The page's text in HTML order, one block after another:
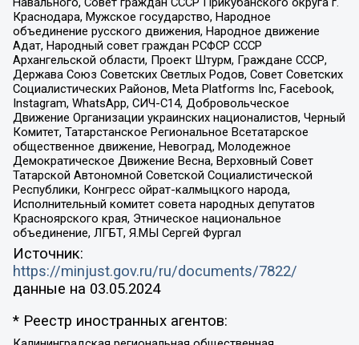
Краснодара, Мужское государство, Народное
объединение русского движения, Народное движение
Адат, Народный совет граждан РСФСР СССР
Архангельской области, Проект Штурм, Граждане СССР,
Держава Союз Советских Светлых Родов, Совет Советских
Социалистических Районов, Meta Platforms Inc, Facebook,
Instagram, WhatsApp, СИЧ-С14, Добровольческое
Движение Организации украинских националистов, Черный
Комитет, Татарстанское Региональное Всетатарское
общественное движение, Невоград, Молодежное
Демократическое Движение Весна, Верховный Совет
Татарской Автономной Советской Социалистической
Республики, Конгресс ойрат-калмыцкого народа,
Исполнительный комитет совета народных депутатов
Красноярского края, Этническое национальное
объединение, ЛГБТ, Я.МЫ Сергей Фургал
Источник:
https://minjust.gov.ru/ru/documents/7822/
данные на 03.05.2024
* Реестр иностранных агентов: